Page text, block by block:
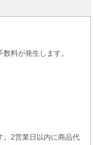
料が発生します。
。2営業日以内に商品代